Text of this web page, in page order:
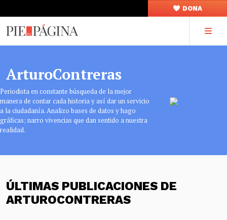
DONA
ArturoContreras
Periodista en constante búsqueda de la mejor
manera de contar cada historia y así dar un servicio
a la ciudadanía. Analizo bases de datos y hago
gráficas; narro vivencias que dan sentido a nuestra
realidad.
ÚLTIMAS PUBLICACIONES DE
ARTUROCONTRERAS